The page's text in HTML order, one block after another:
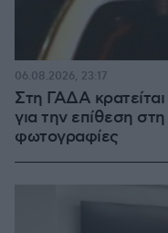
Στη ΓΑΔΑ
για την επίθεση
φωτογραφίες
06.08.2026, 23:17